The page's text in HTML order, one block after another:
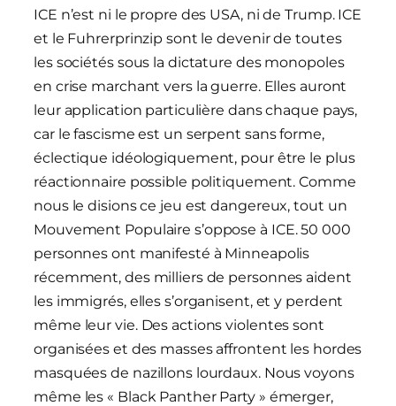
ICE n’est ni le propre des USA, ni de Trump. ICE
et le Fuhrerprinzip sont le devenir de toutes
les sociétés sous la dictature des monopoles
en crise marchant vers la guerre. Elles auront
leur application particulière dans chaque pays,
car le fascisme est un serpent sans forme,
éclectique idéologiquement, pour être le plus
réactionnaire possible politiquement. Comme
nous le disions ce jeu est dangereux, tout un
Mouvement Populaire s’oppose à ICE. 50 000
personnes ont manifesté à Minneapolis
récemment, des milliers de personnes aident
les immigrés, elles s’organisent, et y perdent
même leur vie. Des actions violentes sont
organisées et des masses affrontent les hordes
masquées de nazillons lourdaux. Nous voyons
même les « Black Panther Party » émerger,